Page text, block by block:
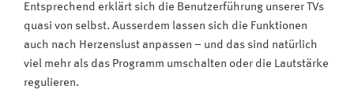
Entsprechend erklärt sich die Benutzerführung unserer TVs
quasi von selbst. Ausserdem lassen sich die Funktionen
auch nach Herzenslust anpassen – und das sind natürlich
viel mehr als das Programm umschalten oder die Lautstärke
regulieren.